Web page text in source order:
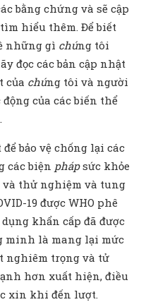
bằng chứng và sẽ cập
hiểu thêm. Để biết
những gì chúng tôi
đọc các bản cập nhật
của chúng tôi và người
động của các biến thể
bảo vệ chống lại các
các biện phápsức khỏe
và thử nghiệm và tung
19 được WHO phê
khẩn cấp đã được
minh là mang lại mức
nghiêm trọng và tử
hơn xuất hiện, điều
xin khi đến lượt.